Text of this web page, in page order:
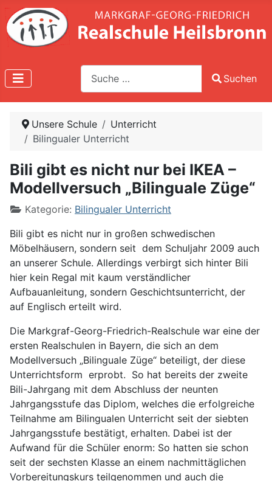
Suche
Type 2 or more characters for results.
Suchen
Unsere Schule
Unterricht
Bilingualer Unterricht
Bili gibt es nicht nur bei IKEA –
Modellversuch „Bilinguale Züge“
Kategorie: Bilingualer Unterricht
Bili gibt es nicht nur in großen schwedischen
Möbelhäusern, sondern seit dem Schuljahr 2009 auch
an unserer Schule. Allerdings verbirgt sich hinter Bili
hier kein Regal mit kaum verständlicher
Aufbauanleitung, sondern Geschichtsunterricht, der
auf Englisch erteilt wird.
Die Markgraf-Georg-Friedrich-Realschule war eine der
ersten Realschulen in Bayern, die sich an dem
Modellversuch „Bilinguale Züge“ beteiligt, der diese
Unterrichtsform erprobt. So hat bereits der zweite
Bili-Jahrgang mit dem Abschluss der neunten
Jahrgangsstufe das Diplom, welches die erfolgreiche
Teilnahme am Bilingualen Unterricht seit der siebten
Jahrgangsstufe bestätigt, erhalten. Dabei ist der
Aufwand für die Schüler enorm: So hatten sie schon
seit der sechsten Klasse an einem nachmittäglichen
Vorbereitungskurs teilgenommen und auch die